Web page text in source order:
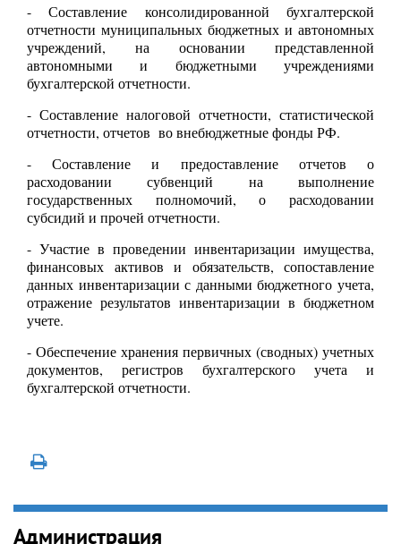
- Составление консолидированной бухгалтерской
отчетности муниципальных бюджетных и автономных
учреждений, на основании представленной
автономными и бюджетными учреждениями
бухгалтерской отчетности.
- Составление налоговой отчетности, статистической
отчетности, отчетов во внебюджетные фонды РФ.
- Составление и предоставление отчетов о
расходовании субвенций на выполнение
государственных полномочий, о расходовании
субсидий и прочей отчетности.
- Участие в проведении инвентаризации имущества,
финансовых активов и обязательств, сопоставление
данных инвентаризации с данными бюджетного учета,
отражение результатов инвентаризации в бюджетном
учете.
- Обеспечение хранения первичных (сводных) учетных
документов, регистров бухгалтерского учета и
бухгалтерской отчетности.
Администрация